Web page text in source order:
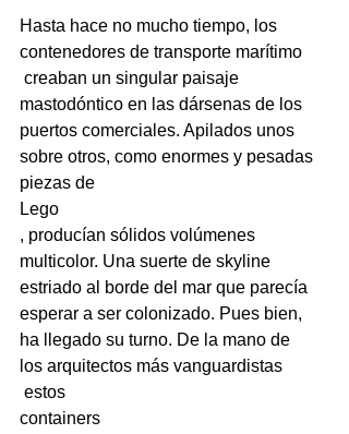
Hasta hace no mucho tiempo, los
contenedores de transporte marítimo
mastodóntico en las dársenas de los
puertos comerciales. Apilados unos
sobre otros, como enormes y pesadas
piezas de
Lego
, producían sólidos volúmenes
multicolor. Una suerte de skyline
estriado al borde del mar que parecía
esperar a ser colonizado. Pues bien,
ha llegado su turno. De la mano de
los arquitectos más vanguardistas
estos
containers